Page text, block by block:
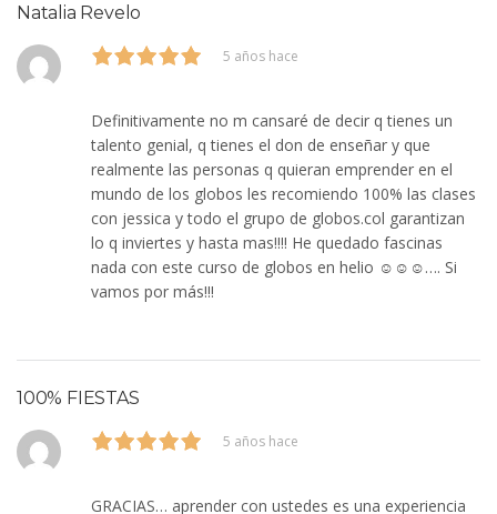
Natalia Revelo
5 años hace
Definitivamente no m cansaré de decir q tienes un
talento genial, q tienes el don de enseñar y que
realmente las personas q quieran emprender en el
mundo de los globos les recomiendo 100% las clases
con jessica y todo el grupo de globos.col garantizan
lo q inviertes y hasta mas!!!! He quedado fascinas
nada con este curso de globos en helio ☺️☺️☺️…. Si
vamos por más!!!
100% FIESTAS
5 años hace
GRACIAS… aprender con ustedes es una experiencia